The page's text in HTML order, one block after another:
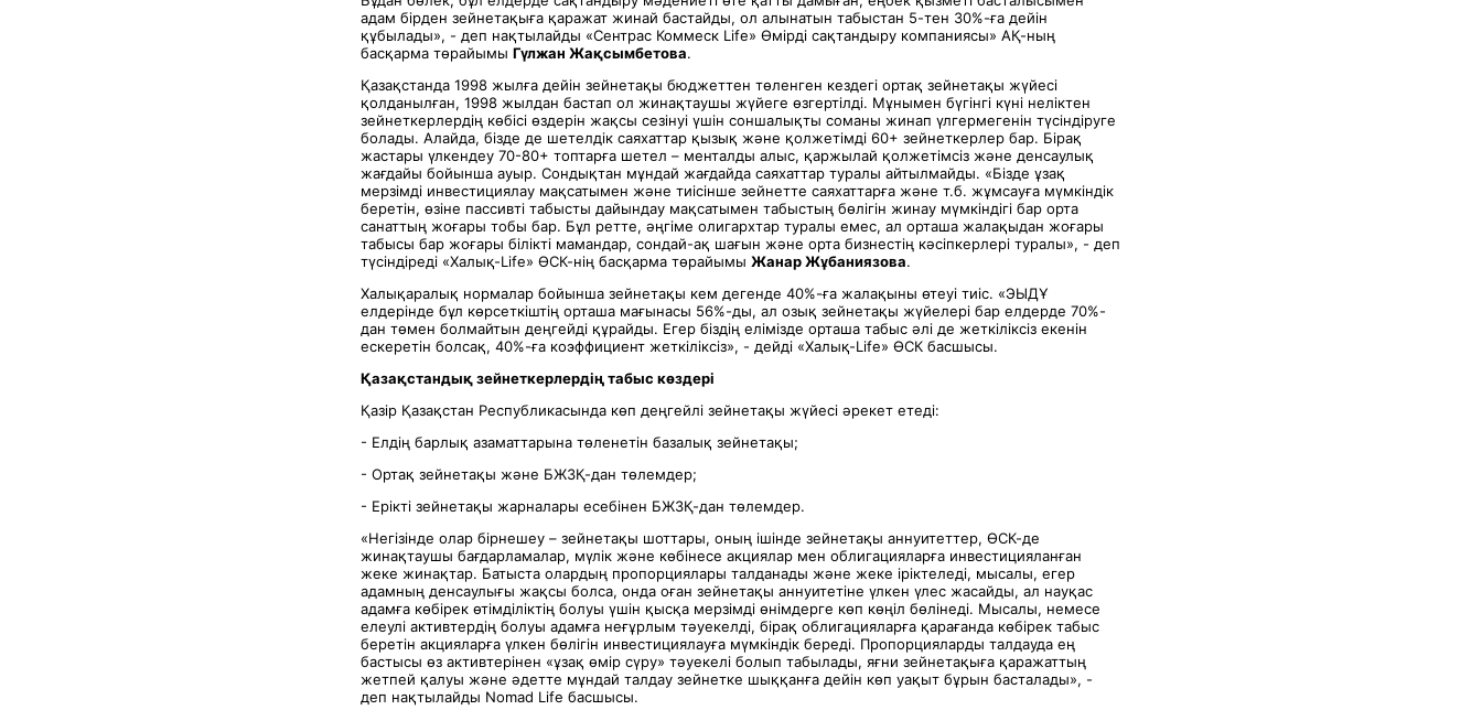
адам бірден зейнетақыға қаражат жинай бастайды, ол алынатын табыстан 5-тен 30%-ға дейін
құбылады», - деп нақтылайды «Сентрас Коммеск Life» Өмірді сақтандыру компаниясы» АҚ-ның
басқарма төрайымы Гүлжан Жақсымбетова.
Қазақстанда 1998 жылға дейін зейнетақы бюджеттен төленген кездегі ортақ зейнетақы жүйесі
қолданылған, 1998 жылдан бастап ол жинақтаушы жүйеге өзгертілді. Мұнымен бүгінгі күні неліктен
зейнеткерлердің көбісі өздерін жақсы сезінуі үшін соншалықты соманы жинап үлгермегенін түсіндіруге
болады. Алайда, бізде де шетелдік саяхаттар қызық және қолжетімді 60+ зейнеткерлер бар. Бірақ
жастары үлкендеу 70-80+ топтарға шетел – менталды алыс, қаржылай қолжетімсіз және денсаулық
жағдайы бойынша ауыр. Сондықтан мұндай жағдайда саяхаттар туралы айтылмайды. «Бізде ұзақ
мерзімді инвестициялау мақсатымен және тиісінше зейнетте саяхаттарға және т.б. жұмсауға мүмкіндік
беретін, өзіне пассивті табысты дайындау мақсатымен табыстың бөлігін жинау мүмкіндігі бар орта
санаттың жоғары тобы бар. Бұл ретте, әңгіме олигархтар туралы емес, ал орташа жалақыдан жоғары
табысы бар жоғары білікті мамандар, сондай-ақ шағын және орта бизнестің кәсіпкерлері туралы», - деп
түсіндіреді «Халық-Life» ӨСК-нің басқарма төрайымы Жанар Жұбаниязова.
Халықаралық нормалар бойынша зейнетақы кем дегенде 40%-ға жалақыны өтеуі тиіс. «ЭЫДҰ
елдерінде бұл көрсеткіштің орташа мағынасы 56%-ды, ал озық зейнетақы жүйелері бар елдерде 70%-
дан төмен болмайтын деңгейді құрайды. Егер біздің елімізде орташа табыс әлі де жеткіліксіз екенін
ескеретін болсақ, 40%-ға коэффициент жеткіліксіз», - дейді «Халық-Life» ӨСК басшысы.
Қазақстандық зейнеткерлердің табыс көздері
Қазір Қазақстан Республикасында көп деңгейлі зейнетақы жүйесі әрекет етеді:
- Елдің барлық азаматтарына төленетін базалық зейнетақы;
- Ортақ зейнетақы және БЖЗҚ-дан төлемдер;
- Ерікті зейнетақы жарналары есебінен БЖЗҚ-дан төлемдер.
«Негізінде олар бірнешеу – зейнетақы шоттары, оның ішінде зейнетақы аннуитеттер, ӨСК-де
жинақтаушы бағдарламалар, мүлік және көбінесе акциялар мен облигацияларға инвестицияланған
жеке жинақтар. Батыста олардың пропорциялары талданады және жеке іріктеледі, мысалы, егер
адамның денсаулығы жақсы болса, онда оған зейнетақы аннуитетіне үлкен үлес жасайды, ал науқас
адамға көбірек өтімділіктің болуы үшін қысқа мерзімді өнімдерге көп көңіл бөлінеді. Мысалы, немесе
елеулі активтердің болуы адамға неғұрлым тәуекелді, бірақ облигацияларға қарағанда көбірек табыс
беретін акцияларға үлкен бөлігін инвестициялауға мүмкіндік береді. Пропорцияларды талдауда ең
бастысы өз активтерінен «ұзақ өмір сүру» тәуекелі болып табылады, яғни зейнетақыға қаражаттың
жетпей қалуы және әдетте мұндай талдау зейнетке шыққанға дейін көп уақыт бұрын басталады», -
деп нақтылайды Nomad Life басшысы.